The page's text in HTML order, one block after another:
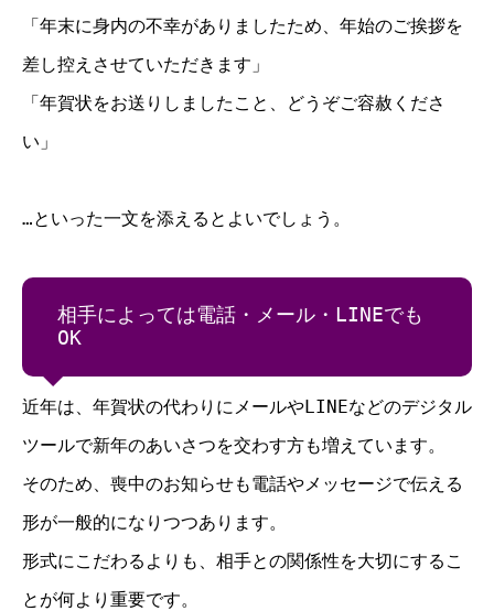
「年末に身内の不幸がありましたため、年始のご挨拶を
差し控えさせていただきます」
「年賀状をお送りしましたこと、どうぞご容赦くださ
い」
…といった一文を添えるとよいでしょう。
相手によっては電話・メール・LINEでも
OK
近年は、年賀状の代わりにメールやLINEなどのデジタル
ツールで新年のあいさつを交わす方も増えています。
そのため、喪中のお知らせも電話やメッセージで伝える
形が一般的になりつつあります。
形式にこだわるよりも、相手との関係性を大切にするこ
とが何より重要です。